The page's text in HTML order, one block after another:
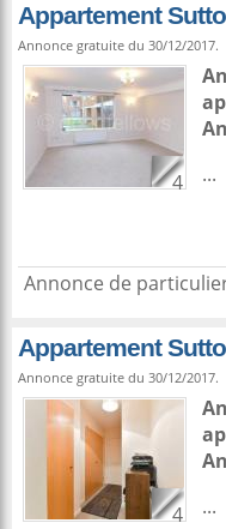
Appartement
Annonce gratuite du 30/12/2017.
4
...
Annonce de
Appartement
Annonce gratuite du 30/12/2017.
4
...